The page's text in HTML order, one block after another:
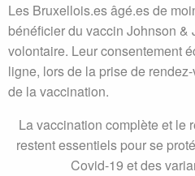
Les Bruxellois.es âgé.es de
bénéficier du vaccin Johnson &
volontaire. Leur consentement
ligne, lors de la prise de
de la vaccination.
La vaccination complète et le
restent essentiels pour se
Covid-19 et des